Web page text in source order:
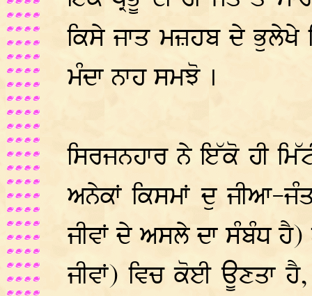
ਕਿਸੇ ਜਾਤ ਮਜ਼ਹਬ ਦੇ ਭੁਲੇਖੇ
ਮੰਦਾ ਨਾਹ ਸਮਝੋ ।
ਸਿਰਜਨਹਾਰ ਨੇ ਇੱਕੋ ਹੀ
ਅਨੇਕਾਂ ਕਿਸਮਾਂ ਦੁ ਜੀਆ-
ਜੀਵਾਂ ਦੇ ਅਸਲੇ ਦਾ ਸੰਬੰਧ ਹੈ)
ਜੀਵਾਂ) ਵਿਚ ਕੋਈ ਊਣਤਾ